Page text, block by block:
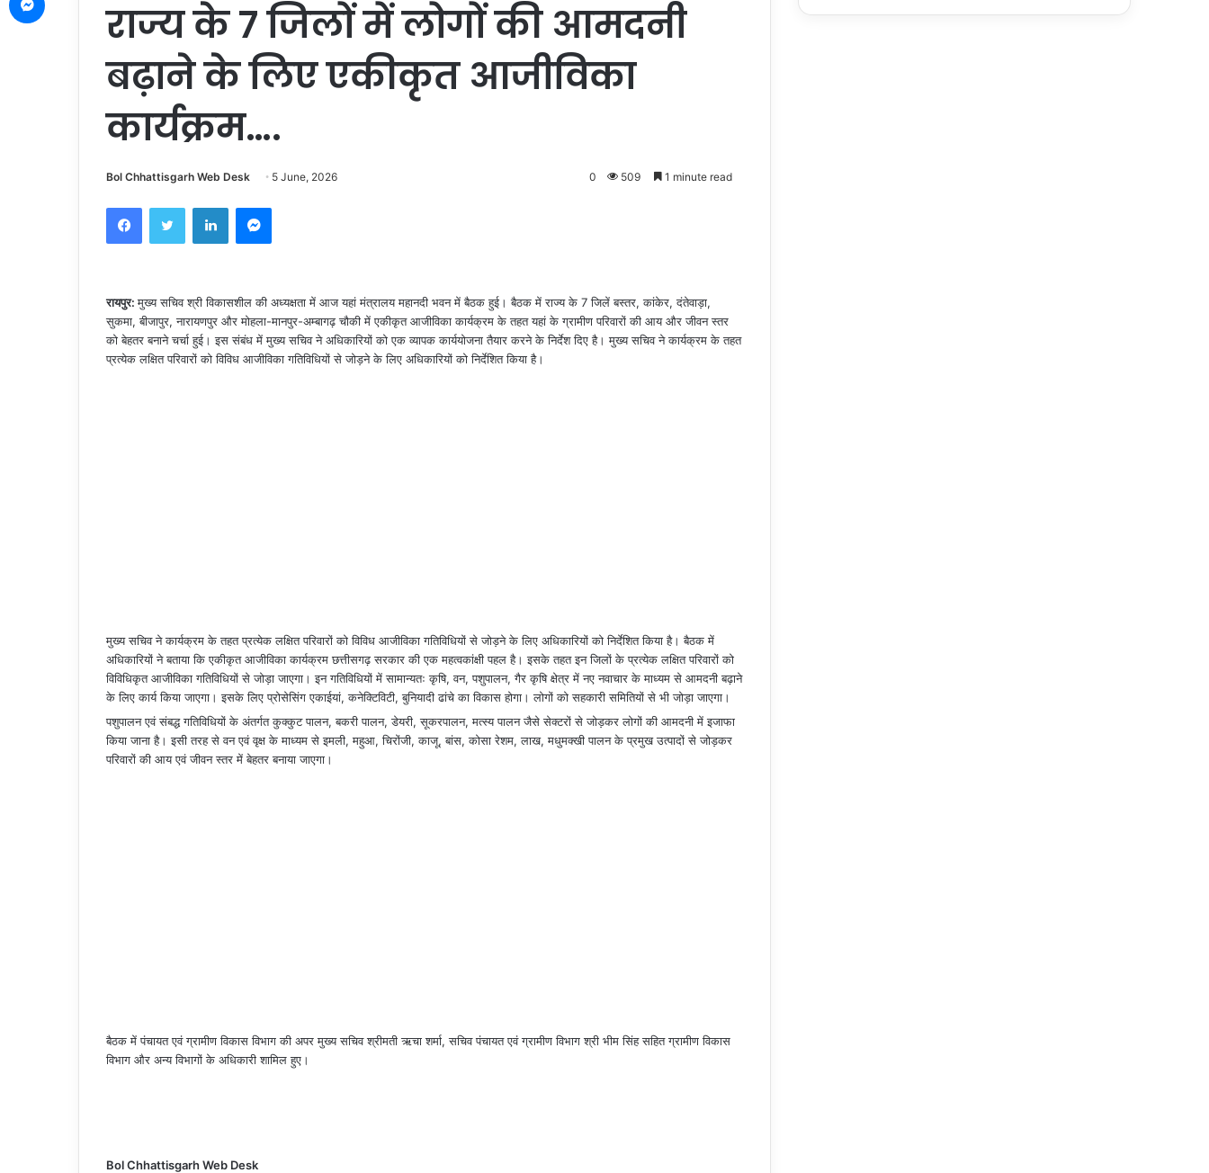
राज्य के 7 जिलों में लोगों की आमदनी
बढ़ाने के लिए एकीकृत आजीविका
कार्यक्रम….
Bol Chhattisgarh Web Desk 5 June, 2026 0 509 1 minute read
रायपुर:मुख्य सचिव श्री विकासशील की अध्यक्षता में आज यहां मंत्रालय महानदी भवन में बैठक हुई। बैठक में राज्य के 7 जिलें बस्तर, कांकेर, दंतेवाड़ा,
सुकमा, बीजापुर, नारायणपुर और मोहला-मानपुर-अम्बागढ़ चौकी में एकीकृत आजीविका कार्यक्रम के तहत यहां के ग्रामीण परिवारों की आय और जीवन स्तर
को बेहतर बनाने चर्चा हुई। इस संबंध में मुख्य सचिव ने अधिकारियों को एक व्यापक कार्ययोजना तैयार करने के निर्देश दिए है। मुख्य सचिव ने कार्यक्रम के तहत
प्रत्येक लक्षित परिवारों को विविध आजीविका गतिविधियों से जोड़ने के लिए अधिकारियों को निर्देशित किया है।
मुख्य सचिव ने कार्यक्रम के तहत प्रत्येक लक्षित परिवारों को विविध आजीविका गतिविधियों से जोड़ने के लिए अधिकारियों को निर्देशित किया है। बैठक में
अधिकारियों ने बताया कि एकीकृत आजीविका कार्यक्रम छत्तीसगढ़ सरकार की एक महत्वकांक्षी पहल है। इसके तहत इन जिलों के प्रत्येक लक्षित परिवारों को
विविधिकृत आजीविका गतिविधियों से जोड़ा जाएगा। इन गतिविधियों में सामान्यतः कृषि, वन, पशुपालन, गैर कृषि क्षेत्र में नए नवाचार के माध्यम से आमदनी बढ़ाने
के लिए कार्य किया जाएगा। इसके लिए प्रोसेसिंग एकाईयां, कनेक्टिविटी, बुनियादी ढांचे का विकास होगा। लोगों को सहकारी समितियों से भी जोड़ा जाएगा।
पशुपालन एवं संबद्ध गतिविधियों के अंतर्गत कुक्कुट पालन, बकरी पालन, डेयरी, सूकरपालन, मत्स्य पालन जैसे सेक्टरों से जोड़कर लोगों की आमदनी में इजाफा
किया जाना है। इसी तरह से वन एवं वृक्ष के माध्यम से इमली, महुआ, चिरोंजी, काजू, बांस, कोसा रेशम, लाख, मधुमक्खी पालन के प्रमुख उत्पादों से जोड़कर
परिवारों की आय एवं जीवन स्तर में बेहतर बनाया जाएगा।
बैठक में पंचायत एवं ग्रामीण विकास विभाग की अपर मुख्य सचिव श्रीमती ऋचा शर्मा, सचिव पंचायत एवं ग्रामीण विभाग श्री भीम सिंह सहित ग्रामीण विकास
विभाग और अन्य विभागों के अधिकारी शामिल हुए।
Bol Chhattisgarh Web Desk